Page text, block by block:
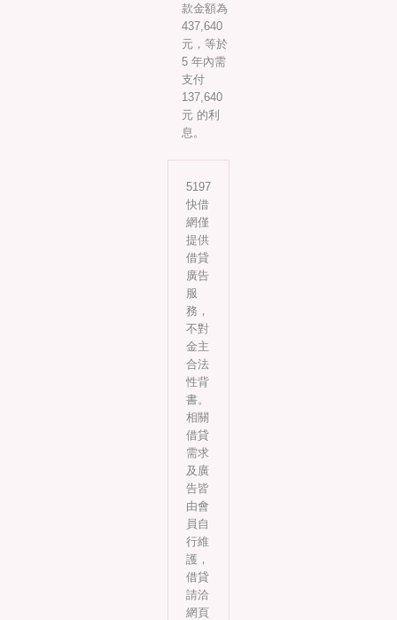
款金額為
437,640
元，等於
5 年內需
支付
137,640
元 的利
息。
5197
快借
網僅
提供
借貸
廣告
服
務，
不對
金主
合法
性背
書。
相關
借貸
需求
及廣
告皆
由會
員自
行維
護，
借貸
請洽
網頁